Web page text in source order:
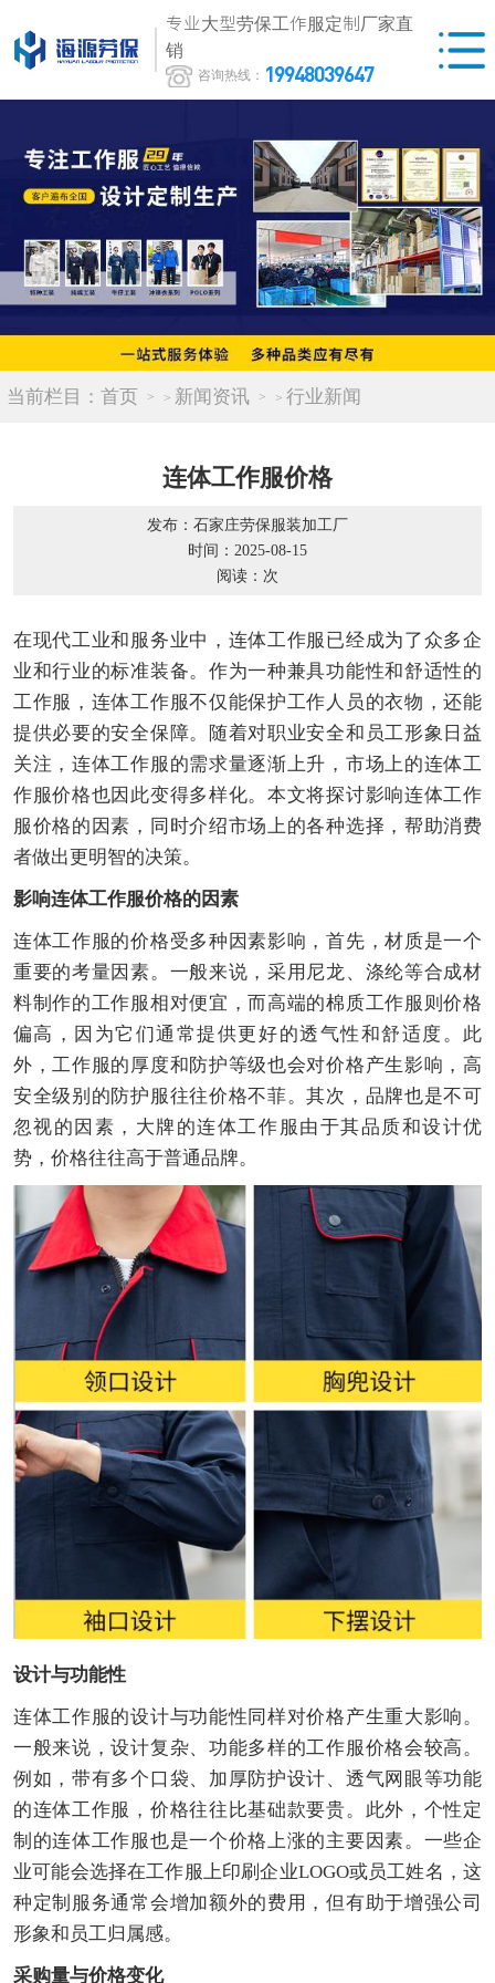
专业大型劳保工作服定制厂家直
销
咨询热线： 19948039647
当前栏目： 首页 > 新闻资讯 > 行业新闻
连体工作服价格
发布：石家庄劳保服装加工厂
时间：2025-08-15
阅读： 次
在现代工业和服务业中，连体工作服已经成为了众多企
业和行业的标准装备。作为一种兼具功能性和舒适性的
工作服，连体工作服不仅能保护工作人员的衣物，还能
提供必要的安全保障。随着对职业安全和员工形象日益
关注，连体工作服的需求量逐渐上升，市场上的连体工
作服价格也因此变得多样化。本文将探讨影响连体工作
服价格的因素，同时介绍市场上的各种选择，帮助消费
者做出更明智的决策。
影响连体工作服价格的因素
连体工作服的价格受多种因素影响，首先，材质是一个
重要的考量因素。一般来说，采用尼龙、涤纶等合成材
料制作的工作服相对便宜，而高端的棉质工作服则价格
偏高，因为它们通常提供更好的透气性和舒适度。此
外，工作服的厚度和防护等级也会对价格产生影响，高
安全级别的防护服往往价格不菲。其次，品牌也是不可
忽视的因素，大牌的连体工作服由于其品质和设计优
势，价格往往高于普通品牌。
设计与功能性
连体工作服的设计与功能性同样对价格产生重大影响。
一般来说，设计复杂、功能多样的工作服价格会较高。
例如，带有多个口袋、加厚防护设计、透气网眼等功能
的连体工作服，价格往往比基础款要贵。此外，个性定
制的连体工作服也是一个价格上涨的主要因素。一些企
业可能会选择在工作服上印刷企业LOGO或员工姓名，这
种定制服务通常会增加额外的费用，但有助于增强公司
形象和员工归属感。
采购量与价格变化